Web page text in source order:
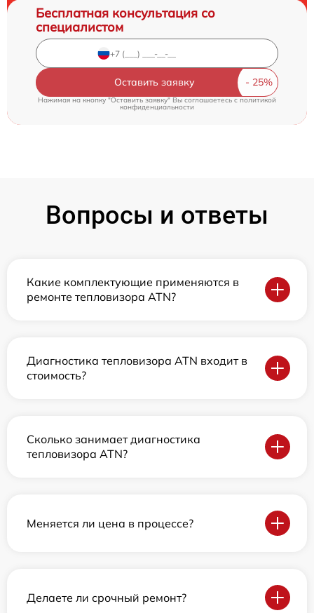
Бесплатная консультация со
специалистом
Оставить заявку
Нажимая на кнопку "Оставить заявку" Вы соглашаетесь cполитикой
конфиденциальности
Вопросы и ответы
Какие комплектующие применяются в
ремонте тепловизора ATN?
Диагностика тепловизора ATN входит в
стоимость?
Сколько занимает диагностика
тепловизора ATN?
Меняется ли цена в процессе?
Делаете ли срочный ремонт?